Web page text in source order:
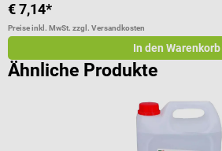
€ 7,14*
Preise inkl. MwSt. zzgl. Versandkosten
In den Warenkorb
Ähnliche Produkte